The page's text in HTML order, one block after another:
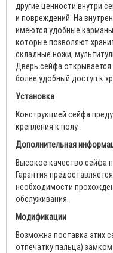
другие ценности внутри
и повреждений. На
имеются удобные
которые позволяют
складные ножи,
Дверь сейфа
более удобный доступ к
Установка
Конструкцией сейфа
крепления к полу.
Дополнительная
Высокое качество сейфа
Гарантия
необходимости
обслуживания.
Модификации
Возможна поставка этих
отпечатку пальца)